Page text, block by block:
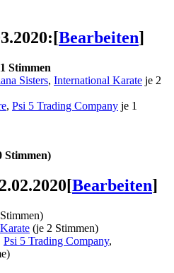
[Bearbeiten]
Stimmen
Sisters, International Karate je 2
, Psi 5 Trading Company je 1
Stimmen)
[Bearbeiten]
(je 2 Stimmen)
Psi 5 Trading Company,